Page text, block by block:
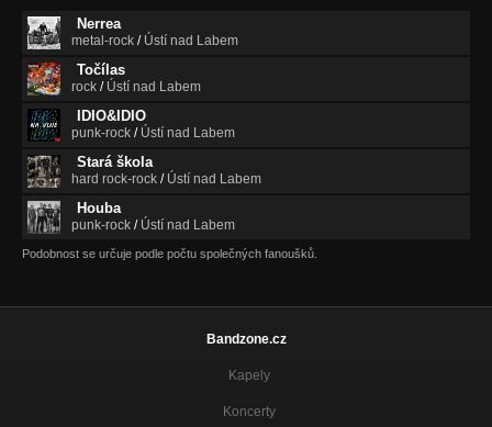
Nerrea
metal-rock / Ústí nad Labem
Točílas
rock / Ústí nad Labem
IDIO&IDIO
punk-rock / Ústí nad Labem
Stará škola
hard rock-rock / Ústí nad Labem
Houba
punk-rock / Ústí nad Labem
Podobnost se určuje podle počtu společných fanoušků.
Bandzone.cz
Kapely
Koncerty